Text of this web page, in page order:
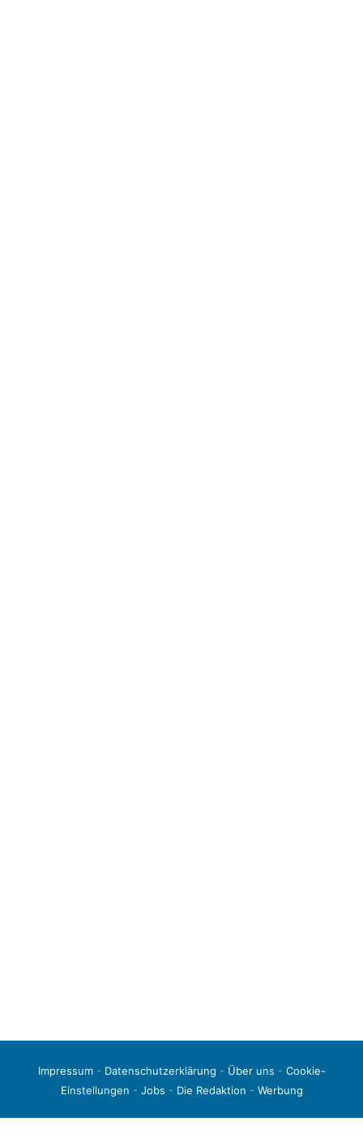
Impressum- Datenschutzerklärung - Über uns - Cookie-
Einstellungen - Jobs - Die Redaktion - Werbung